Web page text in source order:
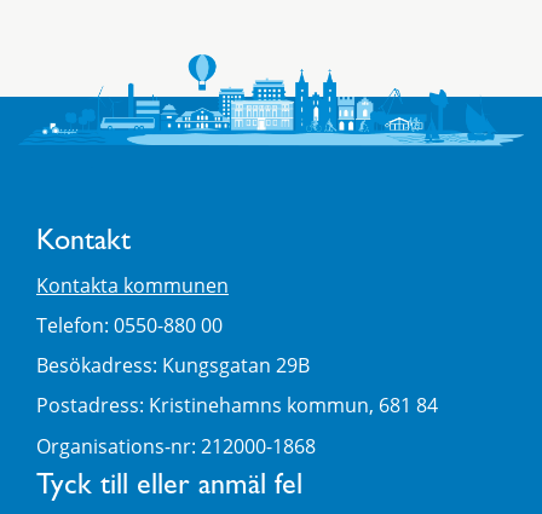
Kontakt
Kontakta kommunen
Telefon: 0550-880 00
Besökadress: Kungsgatan 29B
Postadress: Kristinehamns kommun, 681 84
Organisations-nr: 212000-1868
Tyck till eller anmäl fel